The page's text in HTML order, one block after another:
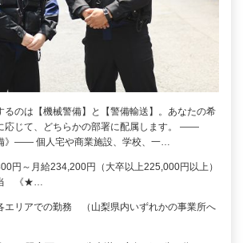
るのは【機械警備】と【警備輸送】。あなたの希
応じて、どちらかの部署に配属します。 ――
》―― 個人宅や商業施設、学校、一…
円～月給234,200円（大卒以上225,000円以上）
当 《★…
エリアでの勤務 （山梨県内いずれかの事業所へ